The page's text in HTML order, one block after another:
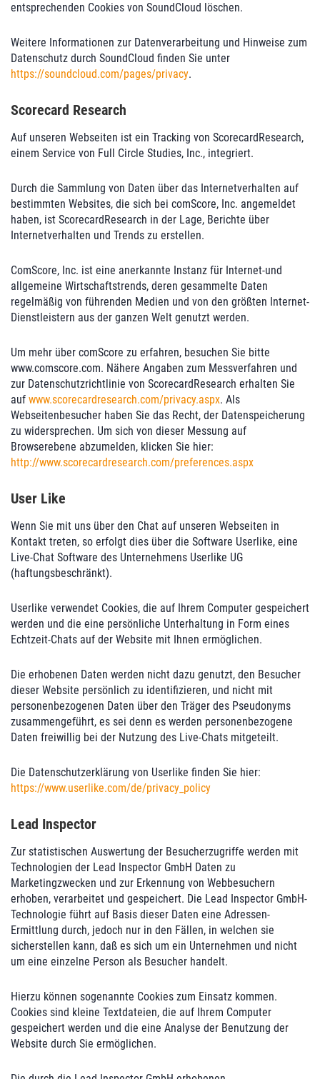
entsprechenden Cookies von SoundCloud löschen.
Weitere Informationen zur Datenverarbeitung und Hinweise zum
Datenschutz durch SoundCloud finden Sie unter
https://soundcloud.com/pages/privacy.
Scorecard Research
Auf unseren Webseiten ist ein Tracking von ScorecardResearch,
einem Service von Full Circle Studies, Inc., integriert.
Durch die Sammlung von Daten über das Internetverhalten auf
bestimmten Websites, die sich bei comScore, Inc. angemeldet
haben, ist ScorecardResearch in der Lage, Berichte über
Internetverhalten und Trends zu erstellen.
ComScore, Inc. ist eine anerkannte Instanz für Internet-und
allgemeine Wirtschaftstrends, deren gesammelte Daten
regelmäßig von führenden Medien und von den größten Internet-
Dienstleistern aus der ganzen Welt genutzt werden.
Um mehr über comScore zu erfahren, besuchen Sie bitte
www.comscore.com. Nähere Angaben zum Messverfahren und
zur Datenschutzrichtlinie von ScorecardResearch erhalten Sie
auf www.scorecardresearch.com/privacy.aspx. Als
Webseitenbesucher haben Sie das Recht, der Datenspeicherung
zu widersprechen. Um sich von dieser Messung auf
Browserebene abzumelden, klicken Sie hier:
http://www.scorecardresearch.com/preferences.aspx
User Like
Wenn Sie mit uns über den Chat auf unseren Webseiten in
Kontakt treten, so erfolgt dies über die Software Userlike, eine
Live-Chat Software des Unternehmens Userlike UG
(haftungsbeschränkt).
Userlike verwendet Cookies, die auf Ihrem Computer gespeichert
werden und die eine persönliche Unterhaltung in Form eines
Echtzeit-Chats auf der Website mit Ihnen ermöglichen.
Die erhobenen Daten werden nicht dazu genutzt, den Besucher
dieser Website persönlich zu identifizieren, und nicht mit
personenbezogenen Daten über den Träger des Pseudonyms
zusammengeführt, es sei denn es werden personenbezogene
Daten freiwillig bei der Nutzung des Live-Chats mitgeteilt.
Die Datenschutzerklärung von Userlike finden Sie hier:
https://www.userlike.com/de/privacy_policy
Lead Inspector
Zur statistischen Auswertung der Besucherzugriffe werden mit
Technologien der Lead Inspector GmbH Daten zu
Marketingzwecken und zur Erkennung von Webbesuchern
erhoben, verarbeitet und gespeichert. Die Lead Inspector GmbH-
Technologie führt auf Basis dieser Daten eine Adressen-
Ermittlung durch, jedoch nur in den Fällen, in welchen sie
sicherstellen kann, daß es sich um ein Unternehmen und nicht
um eine einzelne Person als Besucher handelt.
Hierzu können sogenannte Cookies zum Einsatz kommen.
Cookies sind kleine Textdateien, die auf Ihrem Computer
gespeichert werden und die eine Analyse der Benutzung der
Website durch Sie ermöglichen.